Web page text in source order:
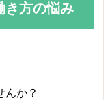
き方の悩み
んか？